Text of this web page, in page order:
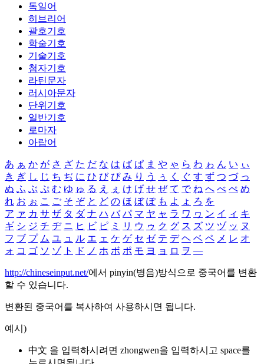
독일어
히브리어
괄호기호
학술기호
기술기호
첨자기호
라틴문자
러시아문자
단위기호
일반기호
로마자
아랍어
あ ぁ か が さ ざ た だ な は ば ぱ ま や ゃ ら わ ゎ ん い ぃ
き ぎ し じ ち ぢ に ひ び ぴ み り う ぅ く ぐ す ず つ づ っ
ぬ ふ ぶ ぷ む ゆ ゅ る え ぇ け げ せ ぜ て で ね へ べ ぺ め
れ お ぉ こ ご そ ぞ と ど の ほ ぼ ぽ も よ ょ ろ を
ア ァ カ サ ザ タ ダ ナ ハ バ パ マ ヤ ャ ラ ワ ヮ ン イ ィ キ
ギ シ ジ チ ヂ ニ ヒ ビ ピ ミ リ ウ ゥ ク グ ス ズ ツ ヅ ッ ヌ
フ ブ プ ム ユ ュ ル エ ェ ケ ゲ セ ゼ テ デ ヘ ベ ペ メ レ オ
ォ コ ゴ ソ ゾ ト ド ノ ホ ボ ポ モ ヨ ョ ロ ヲ ―
http://chineseinput.net/에서 pinyin(병음)방식으로 중국어를 변환
할 수 있습니다.
변환된 중국어를 복사하여 사용하시면 됩니다.
예시)
中文 을 입력하시려면 zhongwen을 입력하시고 space를